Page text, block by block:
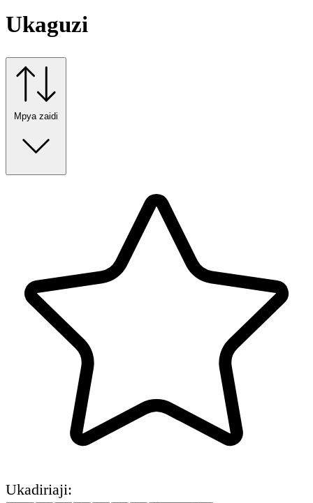
Ukaguzi
Mpya zaidi
Ukadiriaji: